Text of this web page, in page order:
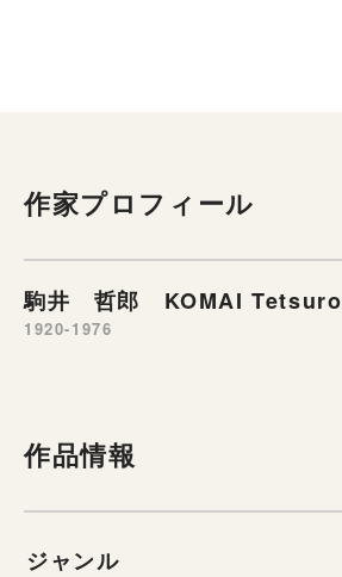
作家プロフィール
駒井 哲郎 KOMAI Tetsuro
1920-1976
作品情報
ジャンル